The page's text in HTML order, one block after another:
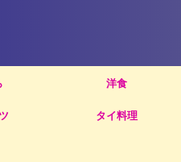
洋食
タイ料理